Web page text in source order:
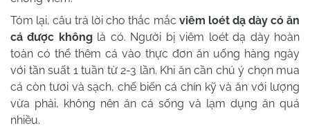
Tóm lại, câu trả lời cho thắc mắc viêm loét dạ dày có ăn
cá được khônglà có. Người bị viêm loét dạ dày hoàn
toàn có thể thêm cá vào thực đơn ăn uống hàng ngày
với tần suất 1 tuần từ 2-3 lần. Khi ăn cần chú ý chọn mua
cá còn tươi và sạch, chế biến cá chín kỹ và ăn với lượng
vừa phải, không nên ăn cá sống và lạm dụng ăn quá
nhiều.